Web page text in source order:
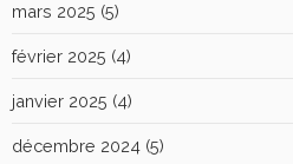
mars 2025 (5)
février 2025 (4)
janvier 2025 (4)
décembre 2024 (5)